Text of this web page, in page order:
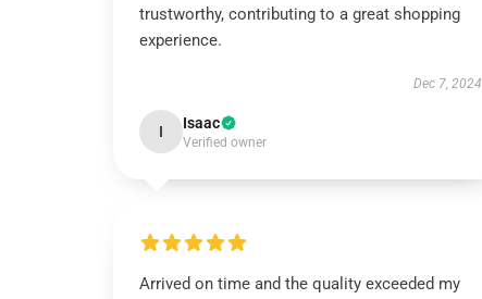
trustworthy, contributing to a great shopping
experience.
Dec 7, 2024
I Isaac
Verified owner
Arrived on time and the quality exceeded my